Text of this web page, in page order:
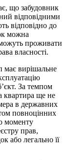
що забудовник
відповідними
відповідно до
можна
проживати
власності.
має вирішальне
За темпом
квартира ще не
в державних
повноцінних
моменту
прав,
або легально її